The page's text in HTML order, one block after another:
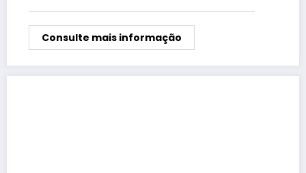
Consulte mais informação